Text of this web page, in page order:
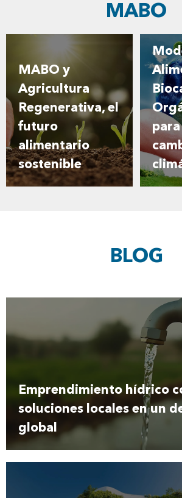
MABO
MABO y
Agricultura
Regenerativa, el
futuro
alimentario
sostenible
BLOG
Emprendimiento hídrico
soluciones locales en un
global